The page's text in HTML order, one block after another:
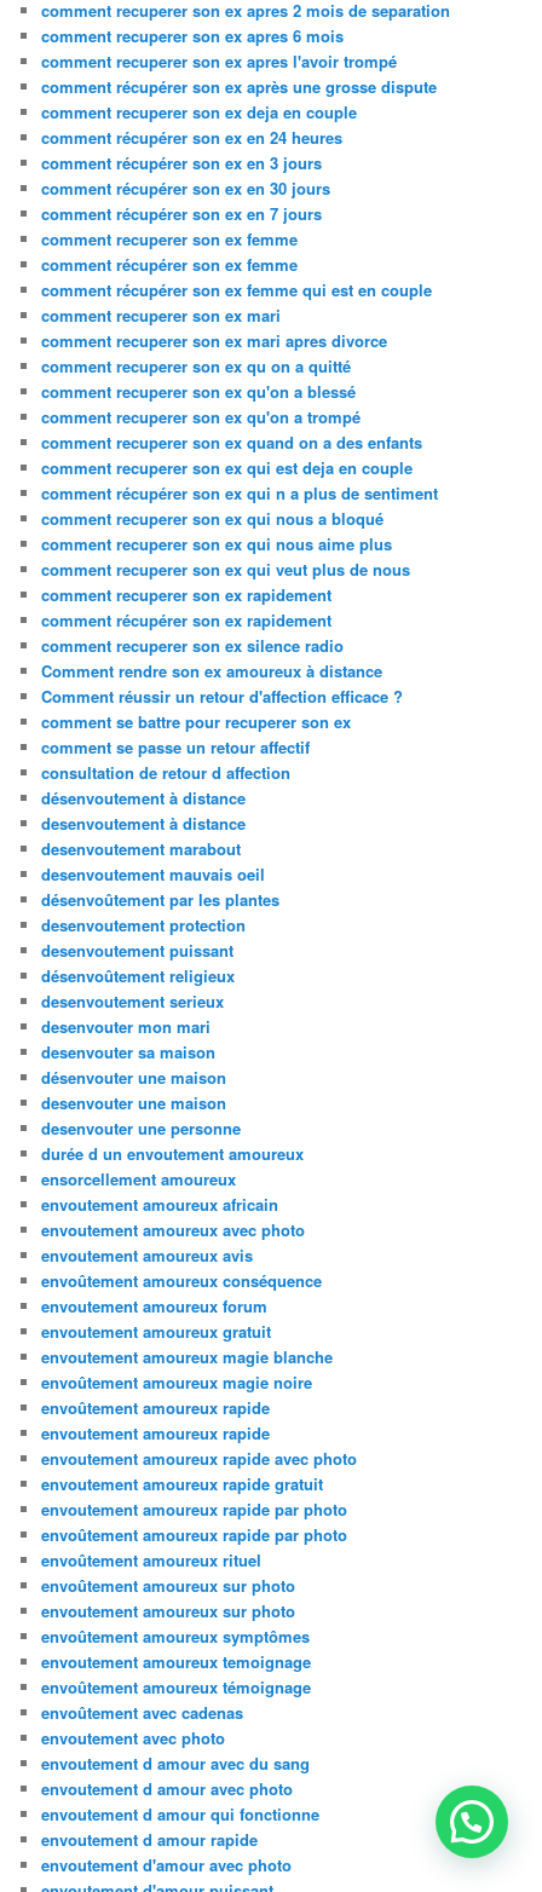
comment recuperer son ex apres 2 mois de separation
comment recuperer son ex apres 6 mois
comment recuperer son ex apres l'avoir trompé
comment récupérer son ex après une grosse dispute
comment recuperer son ex deja en couple
comment récupérer son ex en 24 heures
comment récupérer son ex en 3 jours
comment récupérer son ex en 30 jours
comment récupérer son ex en 7 jours
comment recuperer son ex femme
comment récupérer son ex femme
comment récupérer son ex femme qui est en couple
comment recuperer son ex mari
comment recuperer son ex mari apres divorce
comment recuperer son ex qu on a quitté
comment recuperer son ex qu'on a blessé
comment recuperer son ex qu'on a trompé
comment recuperer son ex quand on a des enfants
comment recuperer son ex qui est deja en couple
comment récupérer son ex qui n a plus de sentiment
comment recuperer son ex qui nous a bloqué
comment recuperer son ex qui nous aime plus
comment recuperer son ex qui veut plus de nous
comment recuperer son ex rapidement
comment récupérer son ex rapidement
comment recuperer son ex silence radio
Comment rendre son ex amoureux à distance
Comment réussir un retour d'affection efficace ?
comment se battre pour recuperer son ex
comment se passe un retour affectif
consultation de retour d affection
désenvoutement à distance
desenvoutement à distance
desenvoutement marabout
desenvoutement mauvais oeil
désenvoûtement par les plantes
desenvoutement protection
desenvoutement puissant
désenvoûtement religieux
desenvoutement serieux
desenvouter mon mari
desenvouter sa maison
désenvouter une maison
desenvouter une maison
desenvouter une personne
durée d un envoutement amoureux
ensorcellement amoureux
envoutement amoureux africain
envoutement amoureux avec photo
envoutement amoureux avis
envoûtement amoureux conséquence
envoutement amoureux forum
envoutement amoureux gratuit
envoutement amoureux magie blanche
envoûtement amoureux magie noire
envoûtement amoureux rapide
envoutement amoureux rapide
envoutement amoureux rapide avec photo
envoutement amoureux rapide gratuit
envoutement amoureux rapide par photo
envoûtement amoureux rapide par photo
envoûtement amoureux rituel
envoûtement amoureux sur photo
envoutement amoureux sur photo
envoûtement amoureux symptômes
envoutement amoureux temoignage
envoûtement amoureux témoignage
envoûtement avec cadenas
envoutement avec photo
envoutement d amour avec du sang
envoutement d amour avec photo
envoutement d amour qui fonctionne
envoutement d amour rapide
envoutement d'amour avec photo